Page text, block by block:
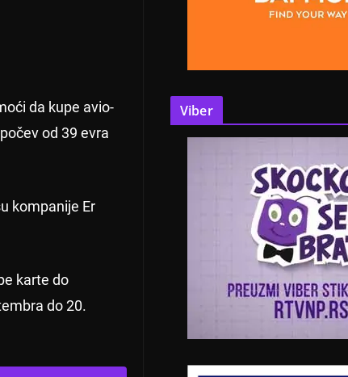
da kupe avio-
od 39 evra
kompanije Er
karte do
do 20.
Viber